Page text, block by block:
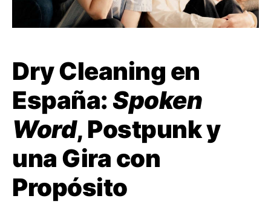
Dry Cleaning en
España:Spoken
Word, Postpunk y
una Gira con
Propósito